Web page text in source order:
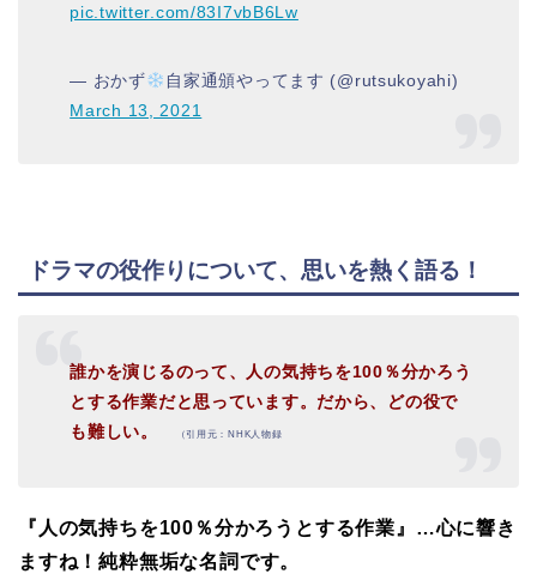
pic.twitter.com/83I7vbB6Lw
— おかず
自家通頒やってます (@rutsukoyahi)
March 13, 2021
ドラマの役作りについて、思いを熱く語る！
誰かを演じるのって、人の気持ちを100％分かろう
とする作業だと思っています。だから、どの役で
も難しい。
（引用元：NHK人物録
『人の気持ちを100％分かろうとする作業』…心に響き
ますね！純粋無垢な名詞です。